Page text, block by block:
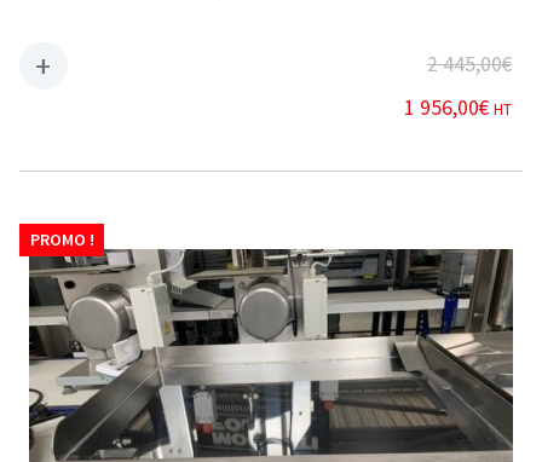
2 445,00€
1 956,00€ HT
PROMO !